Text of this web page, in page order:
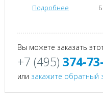
Подробнее
Вы можете заказать
+7 (495) 374-
или закажите обратный